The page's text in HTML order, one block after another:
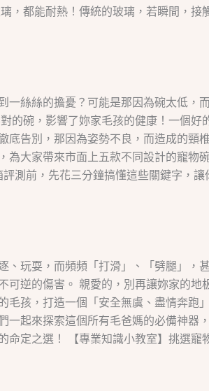
，都能耐熱！傳統的玻璃，若瞬間，接
絲絲的擔憂？可能是那因為碗太低，
的碗，影響了妳家毛孩的健康！一個好
告別，那因為姿勢不良，而造成的頸
大家帶來市面上五款不同設計的寵物
測前，先花三分鐘搞懂這些關鍵字，
玩耍，而頻頻「打滑」、「劈腿」，
逆的傷害。 親愛的，別再讓妳家的地
孩，打造一個「安全無虞、盡情奔跑
起來探索這個所有毛爸媽的必備神器
定之選！ 【專業知識小教室】挑選寵